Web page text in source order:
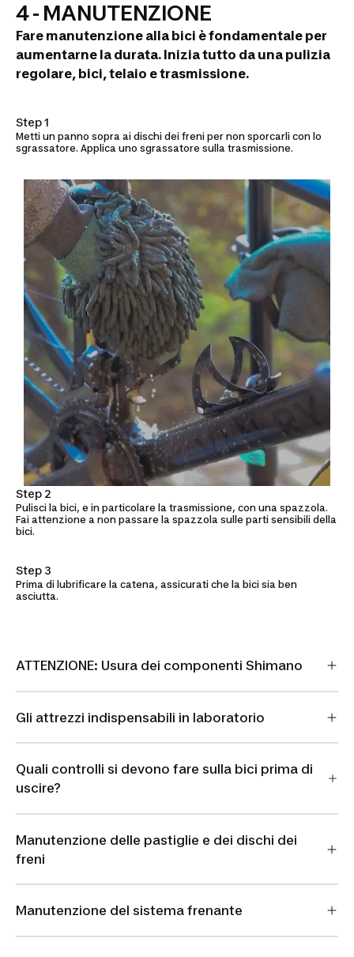
4 - MANUTENZIONE
Fare manutenzione alla bici è fondamentale per
aumentarne la durata. Inizia tutto da una pulizia
regolare, bici, telaio e trasmissione.
Step 1
Metti un panno sopra ai dischi dei freni per non sporcarli con lo
sgrassatore. Applica uno sgrassatore sulla trasmissione.
Step 2
Pulisci la bici, e in particolare la trasmissione, con una spazzola.
Fai attenzione a non passare la spazzola sulle parti sensibili della
bici.
Step 3
Prima di lubrificare la catena, assicurati che la bici sia ben
asciutta.
ATTENZIONE: Usura dei componenti Shimano
Gli attrezzi indispensabili in laboratorio
Quali controlli si devono fare sulla bici prima di
uscire?
Manutenzione delle pastiglie e dei dischi dei
freni
Manutenzione del sistema frenante